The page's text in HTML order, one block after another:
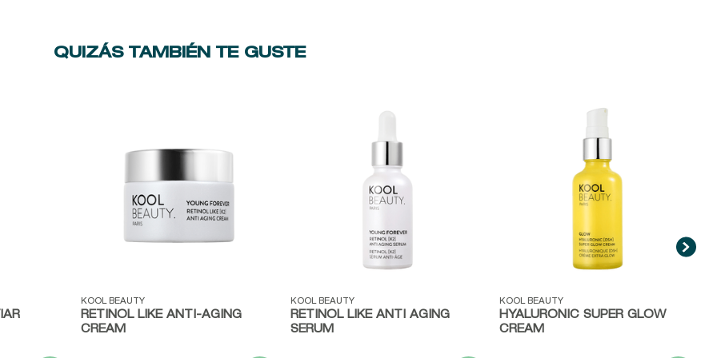
QUIZÁS TAMBIÉN TE GUSTE
Vista rápida
KOOL BEAUTY
RETINOL LIKE ANTI-AGING
CREAM
Vista rápida
KOOL BEAUTY
RETINOL LIKE ANTI AGING
SERUM
Vista rápida
KOOL BEAUTY
HYALURONIC SUPER GLOW
CREAM